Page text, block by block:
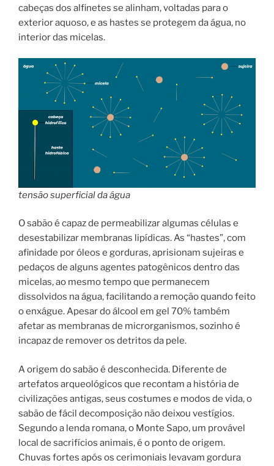
cabeças dos alfinetes se alinham, voltadas para o
exterior aquoso, e as hastes se protegem da água, no
interior das micelas.
tensão superficial da água
O sabão é capaz de permeabilizar algumas células e
desestabilizar membranas lipídicas. As “hastes”, com
afinidade por óleos e gorduras, aprisionam sujeiras e
pedaços de alguns agentes patogênicos dentro das
micelas, ao mesmo tempo que permanecem
dissolvidos na água, facilitando a remoção quando feito
o enxágue. Apesar do álcool em gel 70% também
afetar as membranas de microrganismos, sozinho é
incapaz de remover os detritos da pele.
A origem do sabão é desconhecida. Diferente de
artefatos arqueológicos que recontam a história de
civilizações antigas, seus costumes e modos de vida, o
sabão de fácil decomposição não deixou vestígios.
Segundo a lenda romana, o Monte Sapo, um provável
local de sacrifícios animais, é o ponto de origem.
Chuvas fortes após os cerimoniais levavam gordura